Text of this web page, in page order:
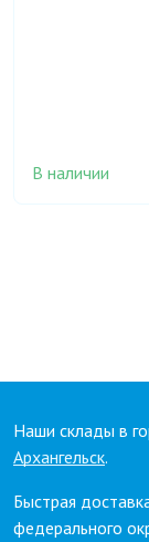
В наличии
Наши склады в
Архангельск.
Быстрая
федерального